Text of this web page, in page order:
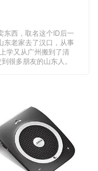
东西，取名这个ID后一
东老家去了汉口，从事
学又从广州搬到了清
很多朋友的山东人。